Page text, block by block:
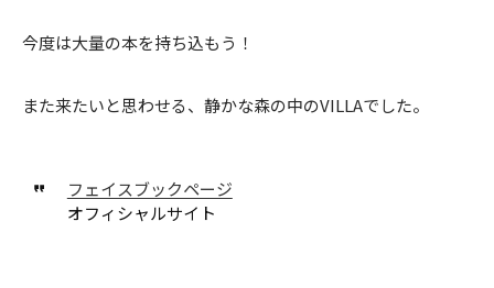
今度は大量の本を持ち込もう！
また来たいと思わせる、静かな森の中のVILLAでした。
フェイスブックページ
オフィシャルサイト